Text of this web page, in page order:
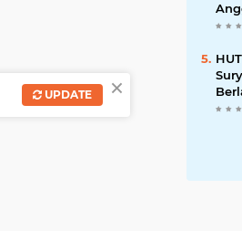
dan
×
UPDATE